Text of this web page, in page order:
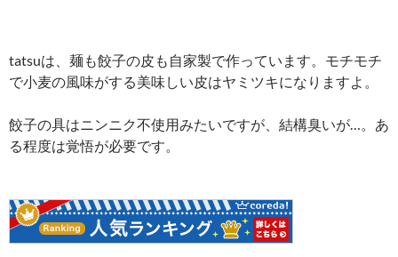
tatsuは、麺も餃子の皮も自家製で作っています。モチモチ
で小麦の風味がする美味しい皮はヤミツキになりますよ。
餃子の具はニンニク不使用みたいですが、結構臭いが…。あ
る程度は覚悟が必要です。